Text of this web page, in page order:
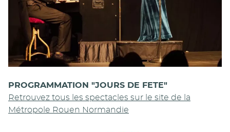
PROGRAMMATION "JOURS DE FETE"
Retrouvez tous les spectacles sur le site de la
Métropole Rouen Normandie